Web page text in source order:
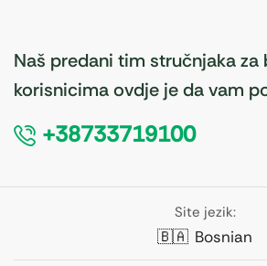
Naš predani tim stručnjaka za
korisnicima ovdje je da vam
+38733719100
Site jezik:
🇧🇦 Bosnian